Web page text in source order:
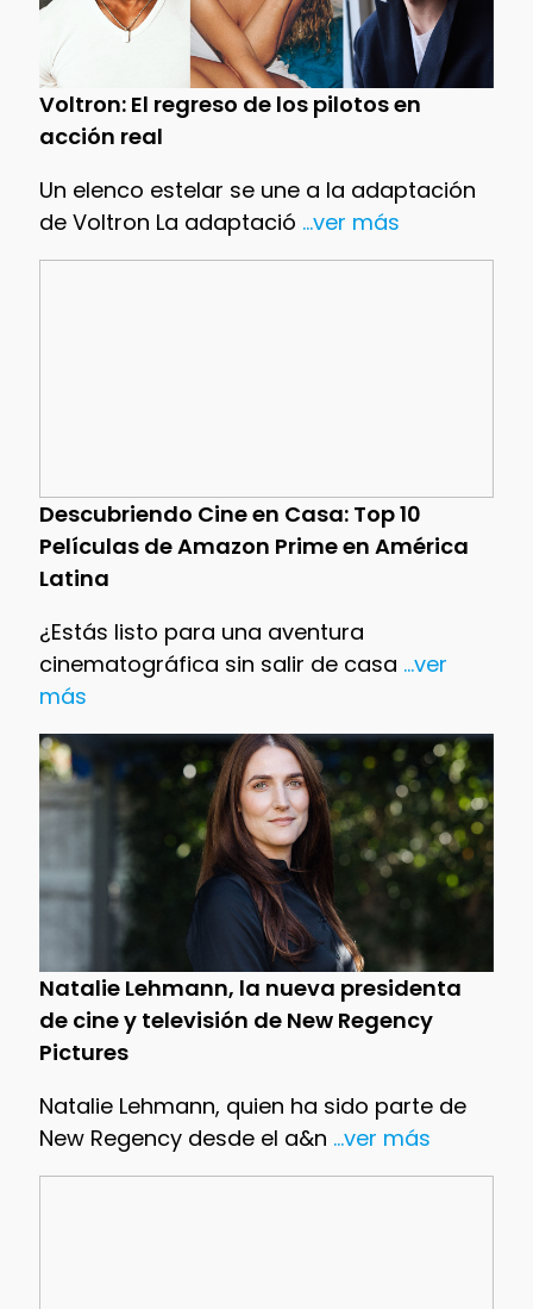
Voltron: El regreso de los pilotos en
acción real
Un elenco estelar se une a la adaptación
de Voltron La adaptació ...ver más
Descubriendo Cine en Casa: Top 10
Películas de Amazon Prime en América
Latina
¿Estás listo para una aventura
cinematográfica sin salir de casa ...ver
más
Natalie Lehmann, la nueva presidenta
de cine y televisión de New Regency
Pictures
Natalie Lehmann, quien ha sido parte de
New Regency desde el a&n ...ver más